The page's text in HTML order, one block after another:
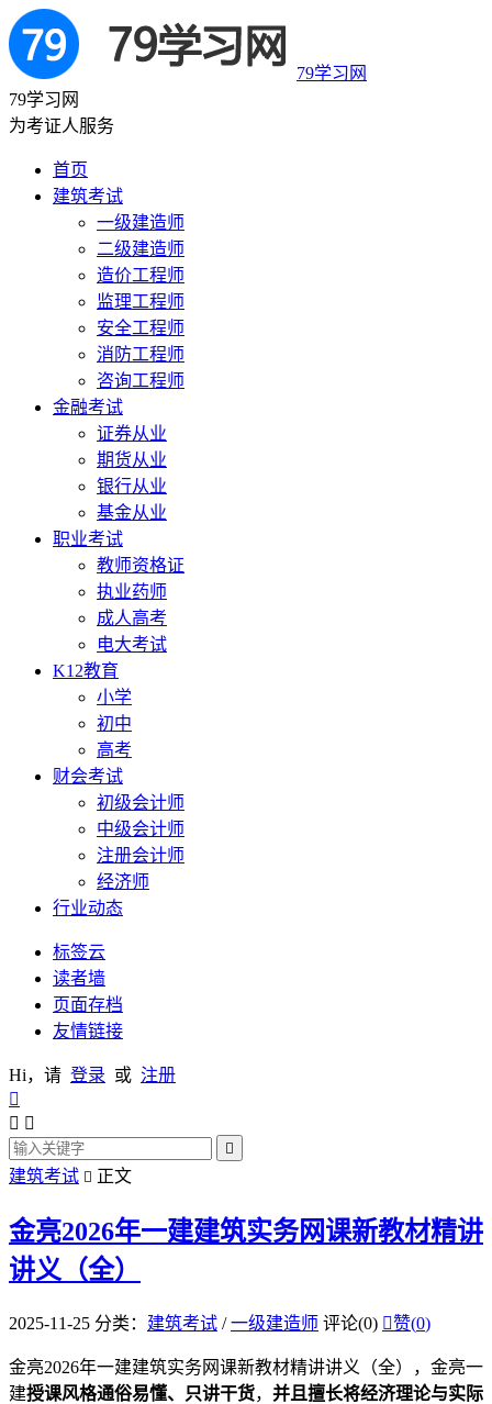
79学习网
79学习网
为考证人服务
首页
建筑考试
一级建造师
二级建造师
造价工程师
监理工程师
安全工程师
消防工程师
咨询工程师
金融考试
证券从业
期货从业
银行从业
基金从业
职业考试
教师资格证
执业药师
成人高考
电大考试
K12教育
小学
初中
高考
财会考试
初级会计师
中级会计师
注册会计师
经济师
行业动态
标签云
读者墙
页面存档
友情链接
Hi，请 登录 或 注册

 

建筑考试  正文
金亮2026年一建建筑实务网课新教材精讲
讲义（全）
2025-11-25 分类： 建筑考试 /一级建造师 评论(0) 赞(0)
金亮2026年一建建筑实务网课新教材精讲讲义（全），金亮一
建授课风格通俗易懂、只讲干货， 并且擅长将经济理论与实际